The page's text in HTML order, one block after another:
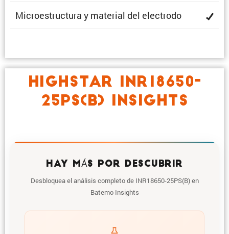
Micro­es­truc­tura y material del electrodo
HIGHSTAR INR18650-
25PS(B) INSIGHTS
HAY MÁS POR DESCUBRIR
Desbloquea el análisis completo de INR18650-25PS(B) en
Batemo Insights